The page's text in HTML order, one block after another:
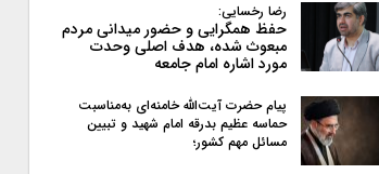
رضا رخسایی:
حفظ همگرایی و حضور میدانی مردم
مبعوث شده، هدف اصلی وحدت
مورد اشاره امام جامعه
پیام حضرت آیت‌الله خامنه‌ای به‌مناسبت
حماسه عظیم بدرقه امام شهید و تبیین
مسائل مهم کشور؛